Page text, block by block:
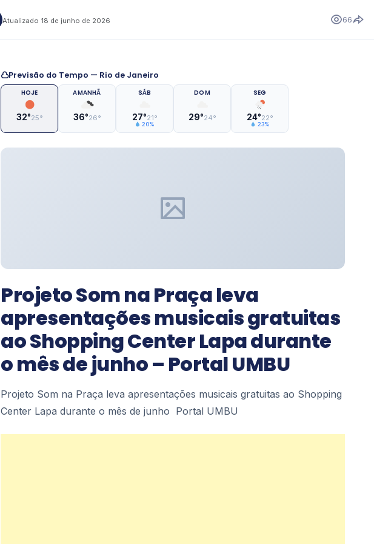
Atualizado 18 de junho de 2026 66
Previsão do Tempo — Rio de Janeiro
HOJE
32°25°
AMANHÃ
36°26°
SÁB
27°21°
20%
DOM
29°24°
SEG
24°22°
23%
Projeto Som na Praça leva
apresentações musicais gratuitas
ao Shopping Center Lapa durante
o mês de junho – Portal UMBU
Projeto Som na Praça leva apresentações musicais gratuitas ao Shopping
Center Lapa durante o mês de junho Portal UMBU